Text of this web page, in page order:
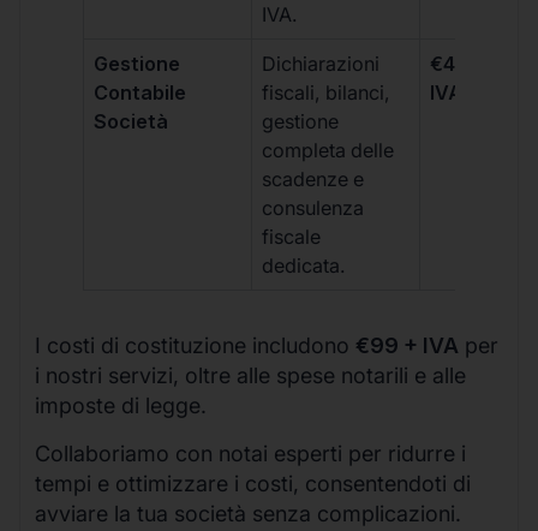
IVA.
Gestione
Contabile
Società
Dichiarazioni
fiscali, bilanci,
gestione
completa delle
scadenze e
consulenza
fiscale
dedicata.
€499 +
IVA/
I costi di costituzione includono €99 + IVA per
i nostri servizi, oltre alle spese notarili e alle
imposte di legge.
Collaboriamo con notai esperti per ridurre i
tempi e ottimizzare i costi, consentendoti di
avviare la tua società senza complicazioni.